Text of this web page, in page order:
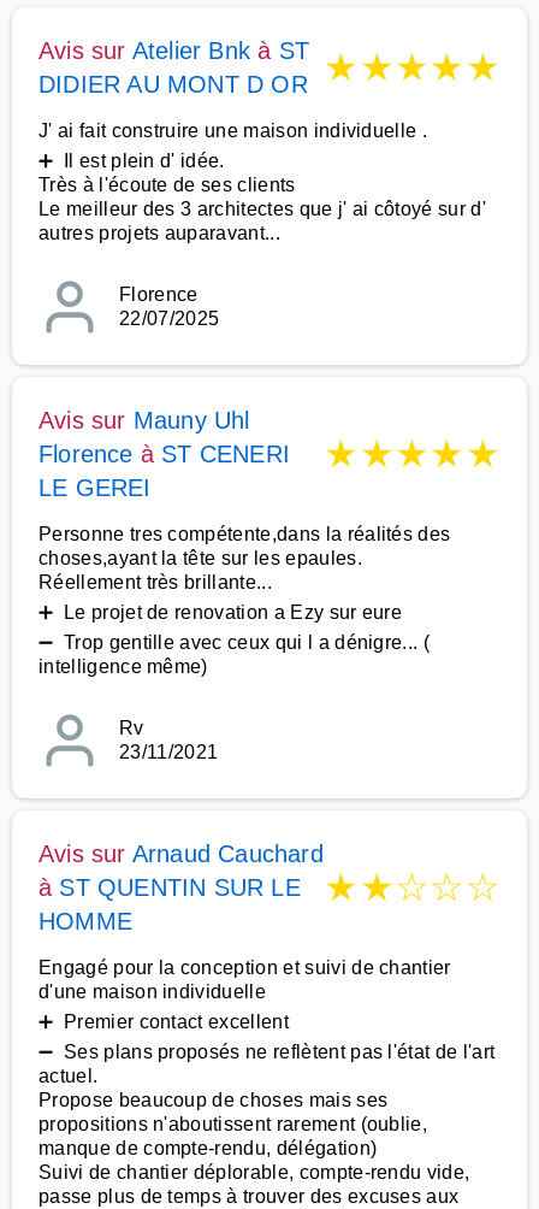
Avis sur Atelier Bnk à ST
DIDIER AU MONT D OR
★★★★★
J' ai fait construire une maison individuelle .
➕ Il est plein d' idée.
Très à l'écoute de ses clients
Le meilleur des 3 architectes que j' ai côtoyé sur d'
autres projets auparavant...
Florence
22/07/2025
Avis sur Mauny Uhl
Florence à ST CENERI
LE GEREI
★★★★★
Personne tres compétente,dans la réalités des
choses,ayant la tête sur les epaules.
Réellement très brillante...
➕ Le projet de renovation a Ezy sur eure
➖ Trop gentille avec ceux qui l a dénigre... (
intelligence même)
Rv
23/11/2021
Avis sur Arnaud Cauchard
à ST QUENTIN SUR LE
HOMME
★★☆☆☆
Engagé pour la conception et suivi de chantier
d'une maison individuelle
➕ Premier contact excellent
➖ Ses plans proposés ne reflètent pas l'état de l'art
actuel.
Propose beaucoup de choses mais ses
propositions n'aboutissent rarement (oublie,
manque de compte-rendu, délégation)
Suivi de chantier déplorable, compte-rendu vide,
passe plus de temps à trouver des excuses aux